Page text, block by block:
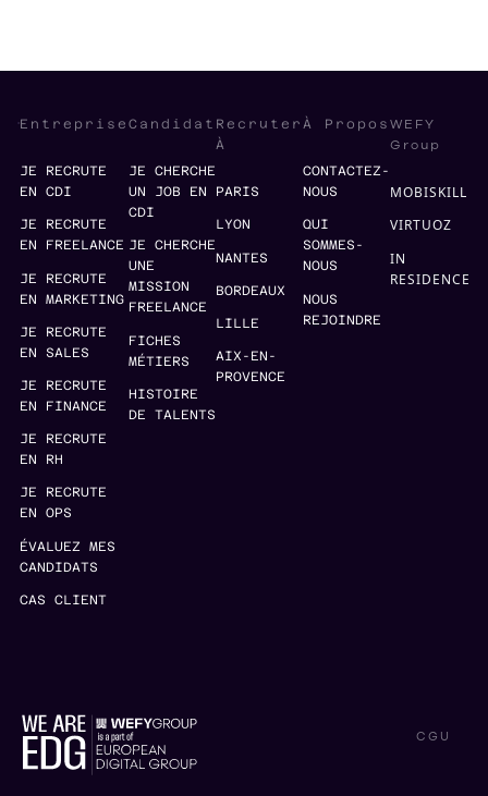
Entreprise
JE RECRUTE
EN CDI
JE RECRUTE
EN FREELANCE
JE RECRUTE
EN MARKETING
JE RECRUTE
EN SALES
JE RECRUTE
EN FINANCE
JE RECRUTE
EN RH
JE RECRUTE
EN OPS
ÉVALUEZ MES
CANDIDATS
CAS CLIENT
Candidat
JE CHERCHE
UN JOB EN
CDI
JE CHERCHE
UNE
MISSION
FREELANCE
FICHES
MÉTIERS
HISTOIRE
DE TALENTS
Recruter
À
PARIS
LYON
NANTES
BORDEAUX
LILLE
AIX-EN-
PROVENCE
À Propos
CONTACTEZ-
NOUS
QUI
SOMMES-
NOUS
NOUS
REJOINDRE
WEFY
Group
MOBISKILL
VIRTUOZ
IN
RESIDENCE
CGU